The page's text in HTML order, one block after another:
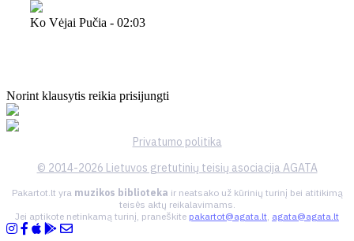
Ko Vėjai Pučia - 02:03
Norint klausytis reikia prisijungti
Privatumo politika
© 2014-2026 Lietuvos gretutinių teisių asociacija AGATA
Pakartot.lt yra muzikos biblioteka ir neatsako už kūrinių turinį bei atitikimą
teisės aktų reikalavimams.
Jei aptikote netinkamą turinį, praneškite pakartot@agata.lt, agata@agata.lt